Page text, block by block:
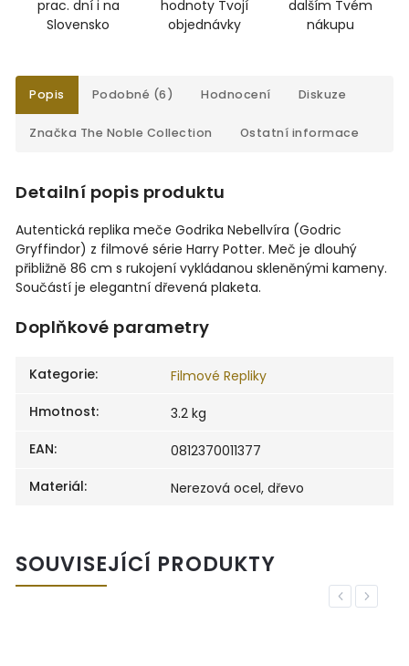
prac. dní i na
Slovensko
hodnoty Tvojí
objednávky
dalším Tvém
nákupu
Popis Podobné (6) Hodnocení Diskuze
Značka The Noble Collection Ostatní informace
Detailní popis produktu
Autentická replika meče Godrika Nebellvíra (Godric
Gryffindor) z filmové série Harry Potter. Meč je dlouhý
přibližně 86 cm s rukojení vykládanou skleněnými kameny.
Součástí je elegantní dřevená plaketa.
Doplňkové parametry
Kategorie:
Filmové Repliky
Hmotnost:
3.2 kg
EAN:
0812370011377
Materiál: Nerezová ocel, dřevo
SOUVISEJÍCÍ PRODUKTY
Previous
Next